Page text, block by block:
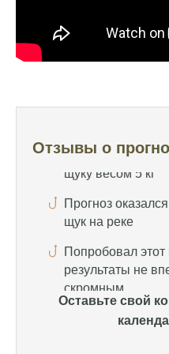
Отзывы о
Календарь
щук на реке
Попробовал этот
результаты не
скромным
Спасибо за
отлично, уловил
Уже второй раз
всегда помогает
Оставьте свой